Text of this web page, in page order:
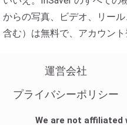
からの写真、ビデオ、リー
含む）は無料で、アカウント
運営会社
プライバシーポリシー
We are not affiliated